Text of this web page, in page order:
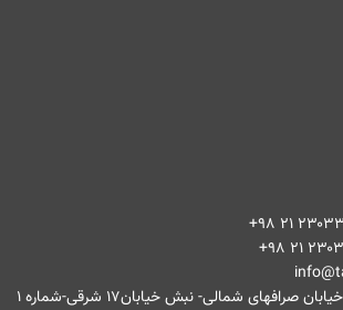
صرافهای شمالی- نبش خیابان۱۷ شرقی-شماره ۱